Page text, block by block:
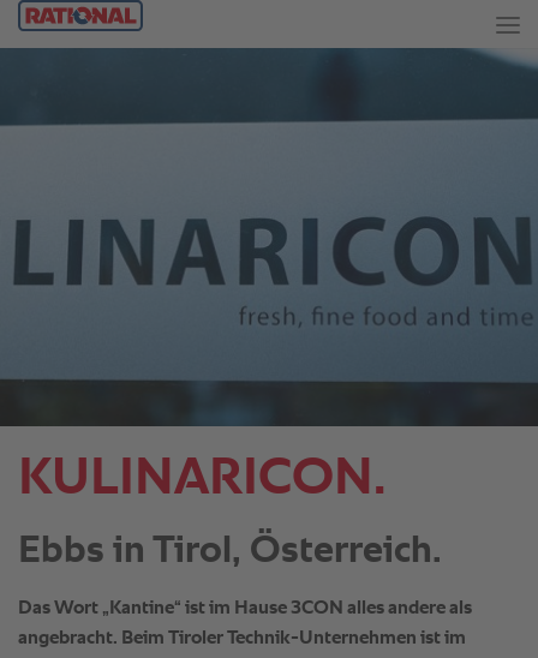
KULINARICON.
Ebbs in Tirol, Österreich.
Das Wort „Kantine“ ist im Hause 3CON alles andere als
angebracht. Beim Tiroler Technik-Unternehmen ist im